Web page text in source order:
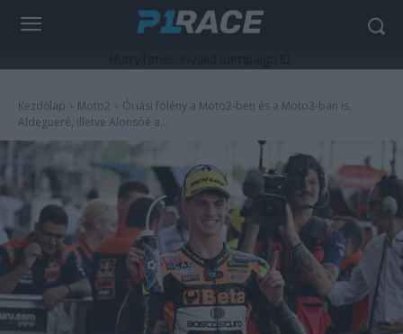
Kezdőlap Moto2
Óriási fölény a Moto2-ben és a Moto3-ban is,
Aldegueré, illetve Alonsóé a...